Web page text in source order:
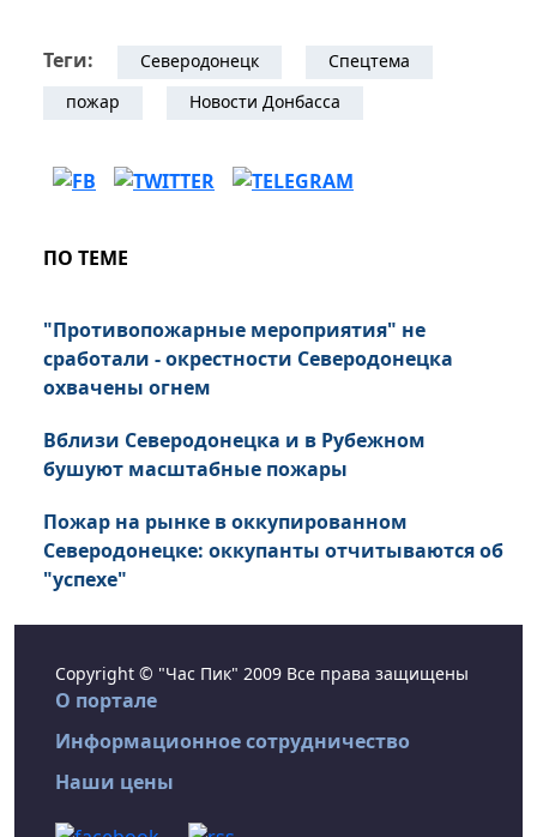
Теги: Северодонецк
Спецтема
пожар
Новости Донбасса
ПО ТЕМЕ
"Противопожарные мероприятия" не
сработали - окрестности Северодонецка
охвачены огнем
Вблизи Северодонецка и в Рубежном
бушуют масштабные пожары
Пожар на рынке в оккупированном
Северодонецке: оккупанты отчитываются об
"успехе"
Copyright © "Час Пик" 2009 Все права защищены
О портале
Информационное сотрудничество
Наши цены